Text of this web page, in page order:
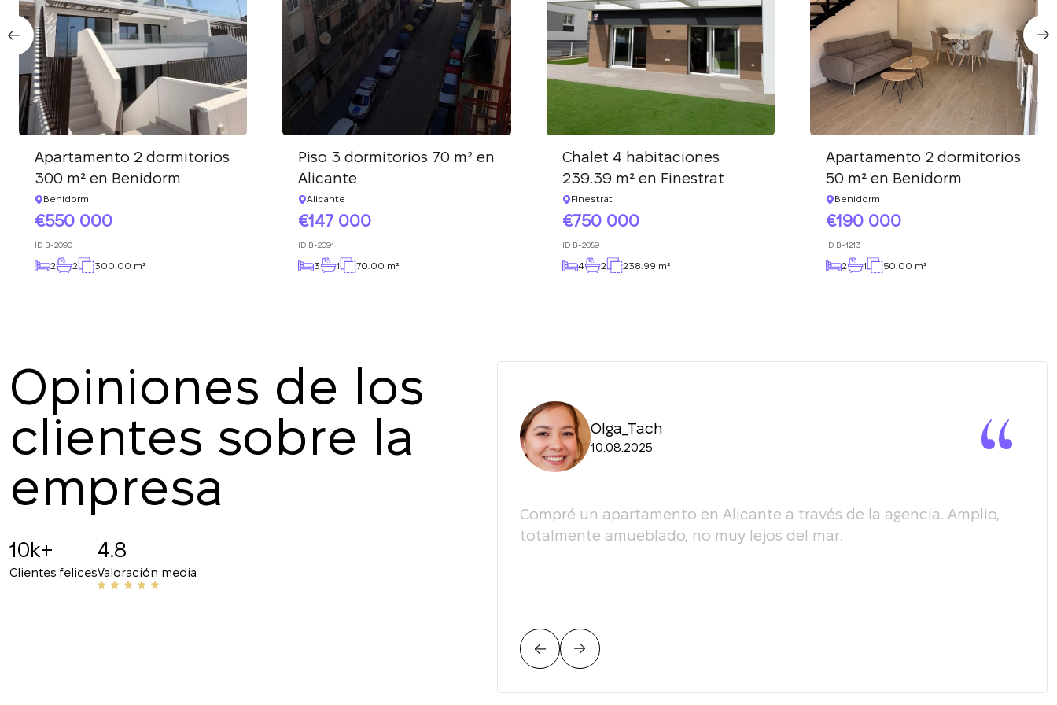
Apartamento 2 dormitorios
300 m² en Benidorm
Benidorm
550 000
ID B-2090
2 2 300.00 m²
Piso 3 dormitorios 70 m² en
Alicante
Alicante
147 000
ID B-2091
3 1 70.00 m²
Chalet 4 habitaciones
239.39 m² en Finestrat
Finestrat
750 000
ID B-2089
4 2 238.99 m²
Apartamento 2 dormitorios
50 m² en Benidorm
Benidorm
190 000
ID B-1213
2 1 50.00 m²
Opiniones de los
clientes sobre la
empresa
10k+
Clientes felices
4.8
Valoración media
Marina Ilmer
16.07.2025
¡Gracias por la interacción cómoda y el rápido resultado, la actitud
recomiendo!
Olga_Tach
10.08.2025
Compré un apartamento en Alicante a través de la agencia. Amplio,
totalmente amueblado, no muy lejos del mar.